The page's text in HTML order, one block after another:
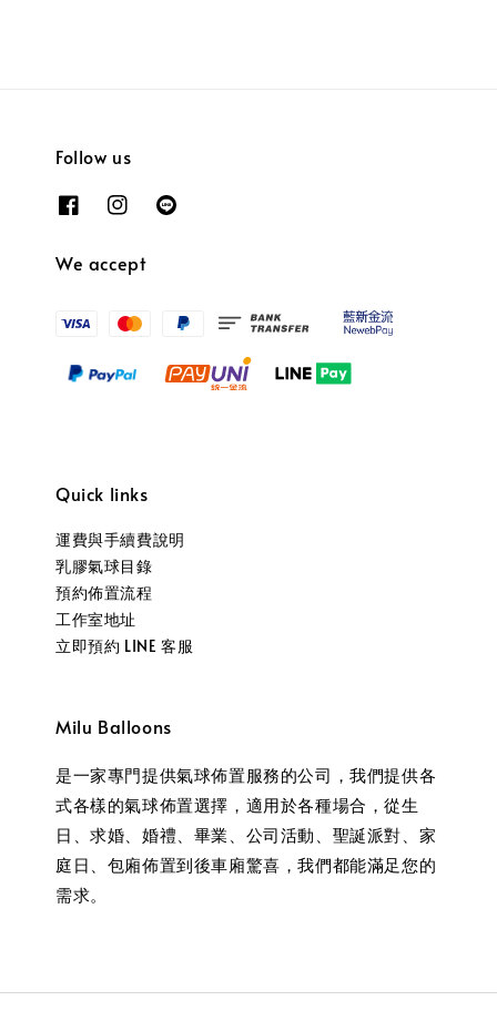
Follow us
We accept
Quick links
運費與手續費說明
乳膠氣球目錄
預約佈置流程
工作室地址
立即預約 LINE 客服
Milu Balloons
是一家專門提供氣球佈置服務的公司，我們提供各
式各樣的氣球佈置選擇，適用於各種場合，從生
日、求婚、婚禮、畢業、公司活動、聖誕派對、家
庭日、包廂佈置到後車廂驚喜，我們都能滿足您的
需求。